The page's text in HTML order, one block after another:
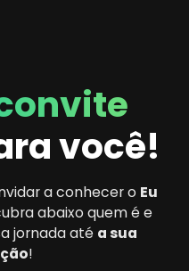
você!
a conhecer o Eu
abaixo quem é e
jornada até a sua
!